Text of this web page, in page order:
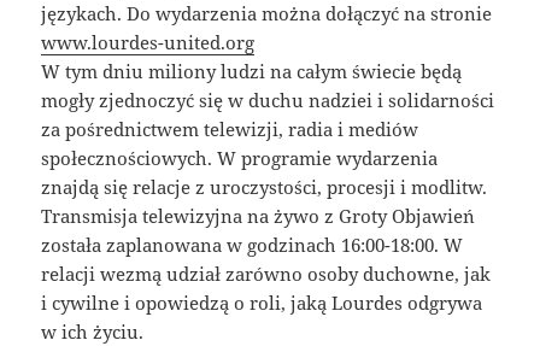
językach. Do wydarzenia można dołączyć na stronie
www.lourdes-united.org
W tym dniu miliony ludzi na całym świecie będą
mogły zjednoczyć się w duchu nadziei i solidarności
za pośrednictwem telewizji, radia i mediów
społecznościowych. W programie wydarzenia
znajdą się relacje z uroczystości, procesji i modlitw.
Transmisja telewizyjna na żywo z Groty Objawień
została zaplanowana w godzinach 16:00-18:00. W
relacji wezmą udział zarówno osoby duchowne, jak
i cywilne i opowiedzą o roli, jaką Lourdes odgrywa
w ich życiu.